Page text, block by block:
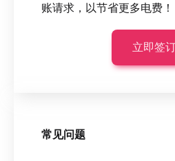
账请求，以节省更多电费！
立即签
常见问题